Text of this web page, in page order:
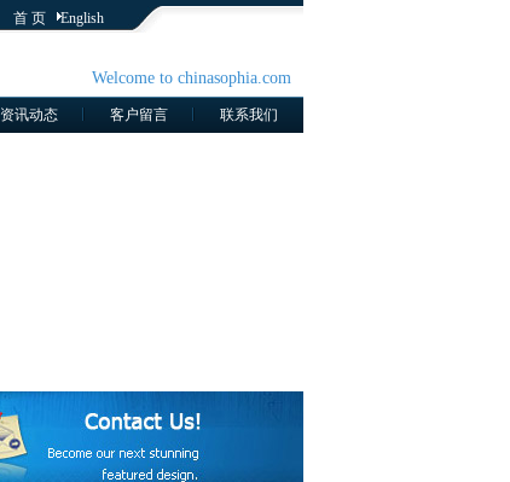
首 页 English
Welcome to chinasophia.com
资讯动态 客户留言 联系我们